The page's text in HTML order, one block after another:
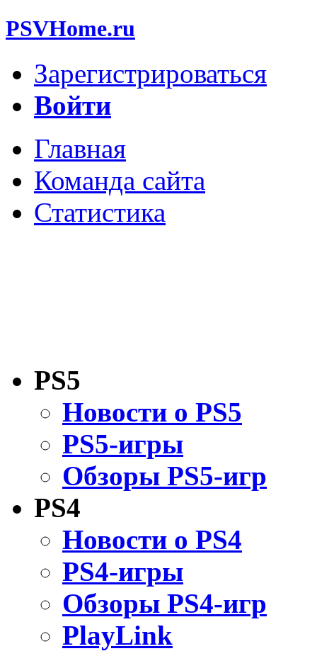
PSVHome.ru
Зарегистрироваться
Войти
Главная
Команда сайта
Статистика
PS5
Новости о PS5
PS5-игры
Обзоры PS5-игр
PS4
Новости о PS4
PS4-игры
Обзоры PS4-игр
PlayLink